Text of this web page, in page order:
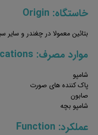
خاستگاه: Origin
بتائین معمولا در چغندر و
موارد مصرف: Applications
شامپو
پاک کننده های صورت
صابون
شامپو بچه
عملکرد: Function